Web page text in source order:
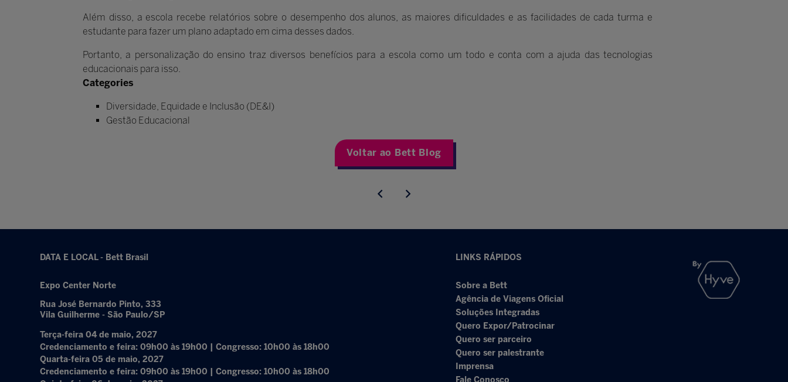
Além disso, a escola recebe relatórios sobre o desempenho dos alunos, as maiores dificuldades e as facilidades de cada turma e
estudante para fazer um plano adaptado em cima desses dados.
Portanto, a personalização do ensino traz diversos benefícios para a escola como um todo e conta com a ajuda das tecnologias
educacionais para isso.
Categories
Diversidade, Equidade e Inclusão (DE&I)
Gestão Educacional
Voltar ao Bett Blog
DATA E LOCAL - Bett Brasil
Expo Center Norte
Rua José Bernardo Pinto, 333
Vila Guilherme - São Paulo/SP
Terça-feira 04 de maio, 2027
Credenciamento e feira: 09h00 às 19h00 | Congresso: 10h00 às 18h00
Quarta-feira 05 de maio, 2027
Credenciamento e feira: 09h00 às 19h00 | Congresso: 10h00 às 18h00
LINKS RÁPIDOS
Sobre a Bett
Agência de Viagens Oficial
Soluções Integradas
Quero Expor/Patrocinar
Quero ser parceiro
Quero ser palestrante
Imprensa
Fale Conosco